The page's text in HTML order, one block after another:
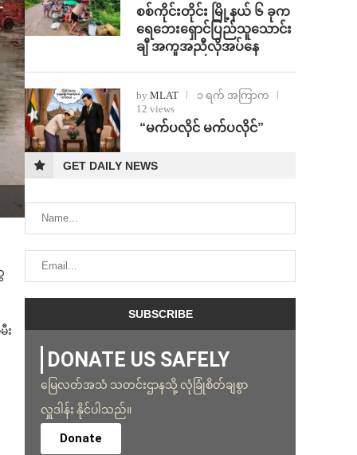
း
စစ်ကိုင်းတိုင်း မြို့နယ် ၆ ခုက
ရေဘေးရှောင်ပြည်သူသောင်း
ချီ အကူအညီလိုအပ်နေ
by MLAT
၁ ရက် အကြာက
12 views
⁨ ⁨“မက်ပလိုင် မက်ပလိုင်”
GET DAILY NEWS
DONATE US SAFELY
မြေလတ်အသံ သတင်းဌာနသို့ လုံခြုံစိတ်ချစွာ
လှူဒါန်း နိုင်ပါသည်။
Donate